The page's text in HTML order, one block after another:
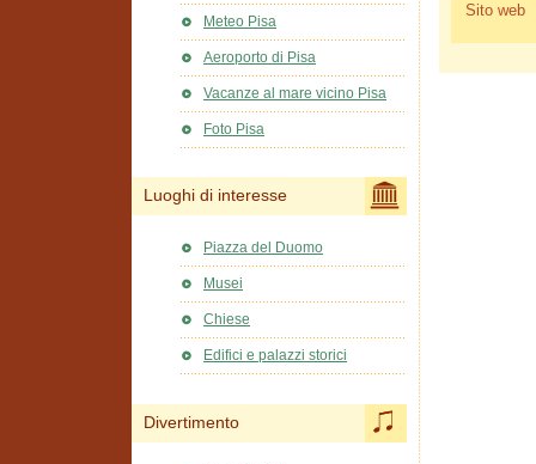
Sito web
Meteo Pisa
Aeroporto di Pisa
Vacanze al mare vicino Pisa
Foto Pisa
Luoghi di interesse
Piazza del Duomo
Musei
Chiese
Edifici e palazzi storici
Divertimento